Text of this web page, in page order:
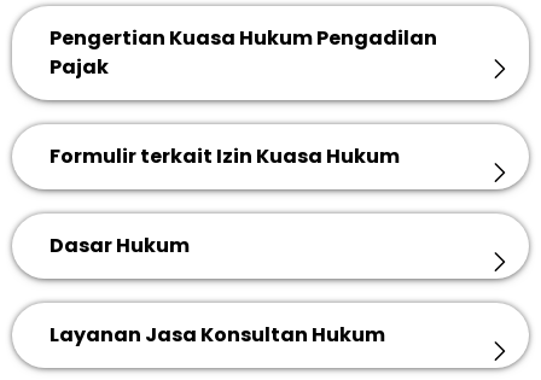
Pengertian Kuasa Hukum Pengadilan
Pajak
Formulir terkait Izin Kuasa Hukum
Dasar Hukum
Layanan Jasa Konsultan Hukum